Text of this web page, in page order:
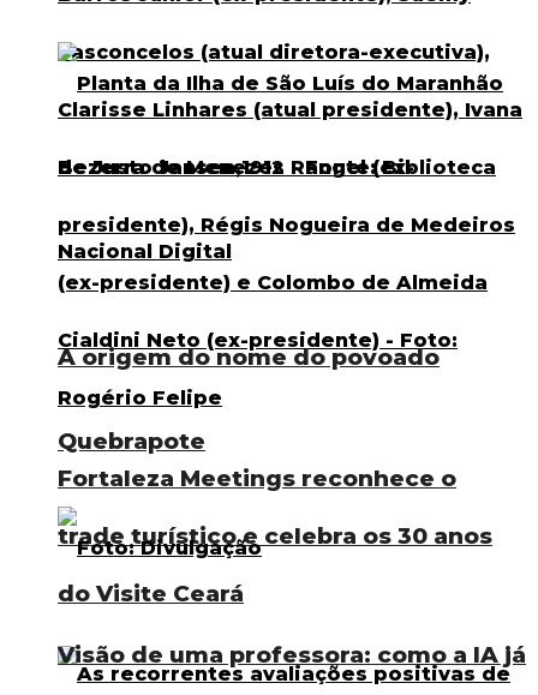
Fortaleza Meetings reconhece o
trade turístico e celebra os 30 anos
do Visite Ceará
A origem do nome do povoado
Quebrapote
Visão de uma professora: como a IA já